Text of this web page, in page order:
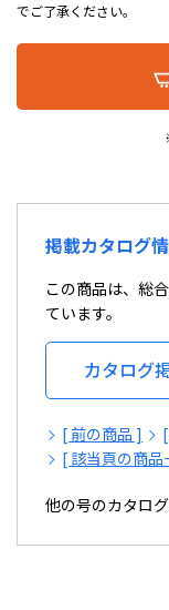
でご了承ください。
掲載カタログ
この商品は、総
ています。
カタログ
[ 前の商品 ]
[ 該当頁の商品
他の号のカタロ